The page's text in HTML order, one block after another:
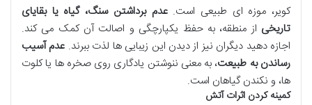
کویر، موزه ای طبیعی است.عدم برداشتن سنگ، گیاه یا بقایای
تاریخی از منطقه، به حفظ یکپارچگی و اصالت آن کمک می کند.
اجازه دهید دیگران نیز از دیدن این زیبایی ها لذت ببرند. عدم آسیب
رساندن به طبیعت، به معنی ننوشتن یادگاری روی صخره ها یا کلوت
ها، و نکندن گیاهان است.
کمینه کردن اثرات آتش